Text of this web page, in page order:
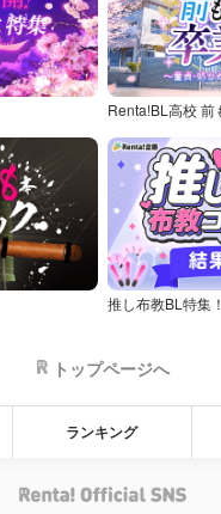
推し布教BL特集！
トップページへ
ランキング